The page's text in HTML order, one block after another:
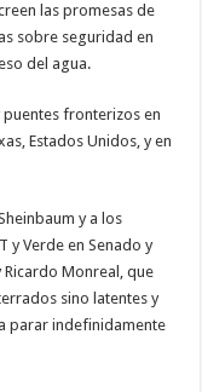
las promesas de
sobre seguridad en
del agua.
fronterizos en
Estados Unidos, y en
y a los
y Verde en Senado y
Monreal, que
sino latentes y
parar indefinidamente